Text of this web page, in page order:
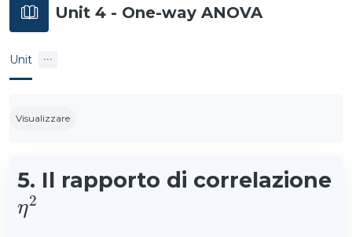
Unit 4 - One-way ANOVA
Unit
Visualizzare
5. Il rapporto di correlazione
η2
η2